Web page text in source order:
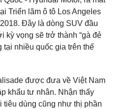
Triển lãm ô tô Los Angeles
Đây là dòng SUV đầu
kỳ vọng sẽ trở thành “gà đẻ
tại nhiều quốc gia trên thế
được đưa về Việt Nam
khẩu tư nhân. Nhận thấy
dùng cũng như thị phần